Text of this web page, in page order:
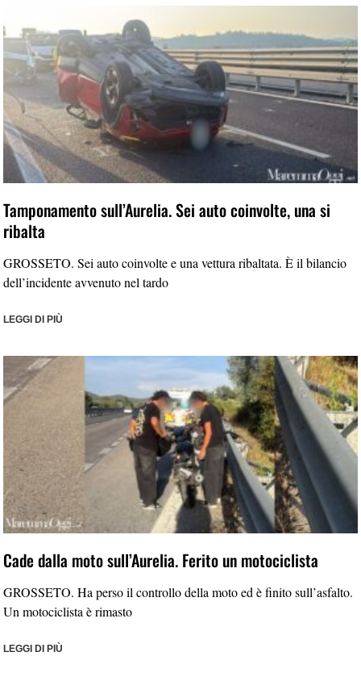
Tamponamento sull’Aurelia. Sei auto coinvolte, una si
ribalta
GROSSETO. Sei auto coinvolte e una vettura ribaltata. È il bilancio
dell’incidente avvenuto nel tardo
LEGGI DI PIÙ
Cade dalla moto sull’Aurelia. Ferito un motociclista
GROSSETO. Ha perso il controllo della moto ed è finito sull’asfalto.
Un motociclista è rimasto
LEGGI DI PIÙ